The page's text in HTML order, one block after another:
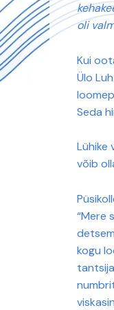
oli
Kui
Ülo
Seda
Lühike
võib
“Mere
kogu